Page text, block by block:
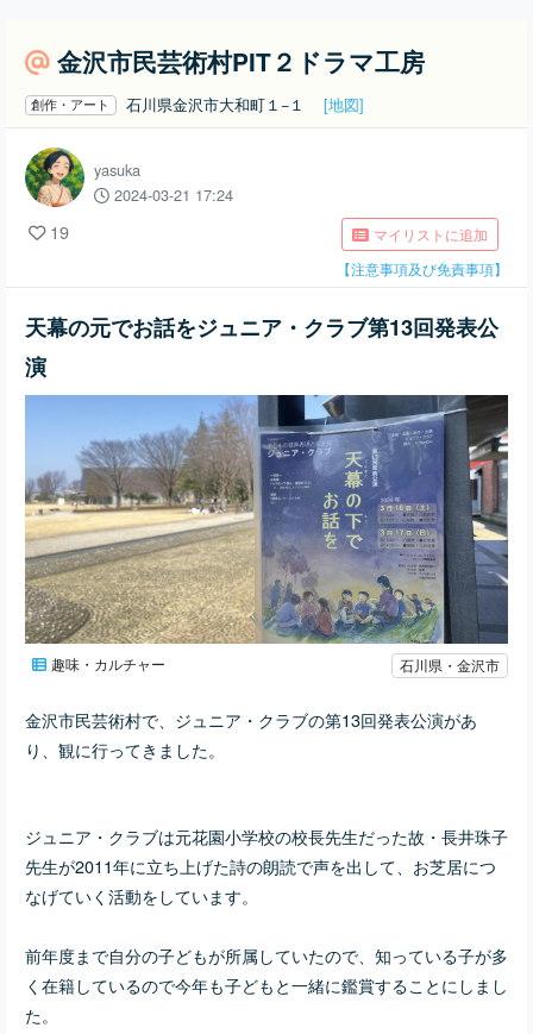
金沢市民芸術村PIT２ドラマ工房
創作・アート 石川県金沢市大和町１−１ [地図]
yasuka
2024-03-21 17:24
19
マイリストに追加
【注意事項及び免責事項】
天幕の元でお話をジュニア・クラブ第13回発表公
演
趣味・カルチャー 石川県・金沢市
金沢市民芸術村で、ジュニア・クラブの第13回発表公演があ
り、観に行ってきました。
ジュニア・クラブは元花園小学校の校長先生だった故・長井珠子
先生が2011年に立ち上げた詩の朗読で声を出して、お芝居につ
なげていく活動をしています。
前年度まで自分の子どもが所属していたので、知っている子が多
く在籍しているので今年も子どもと一緒に鑑賞することにしまし
た。